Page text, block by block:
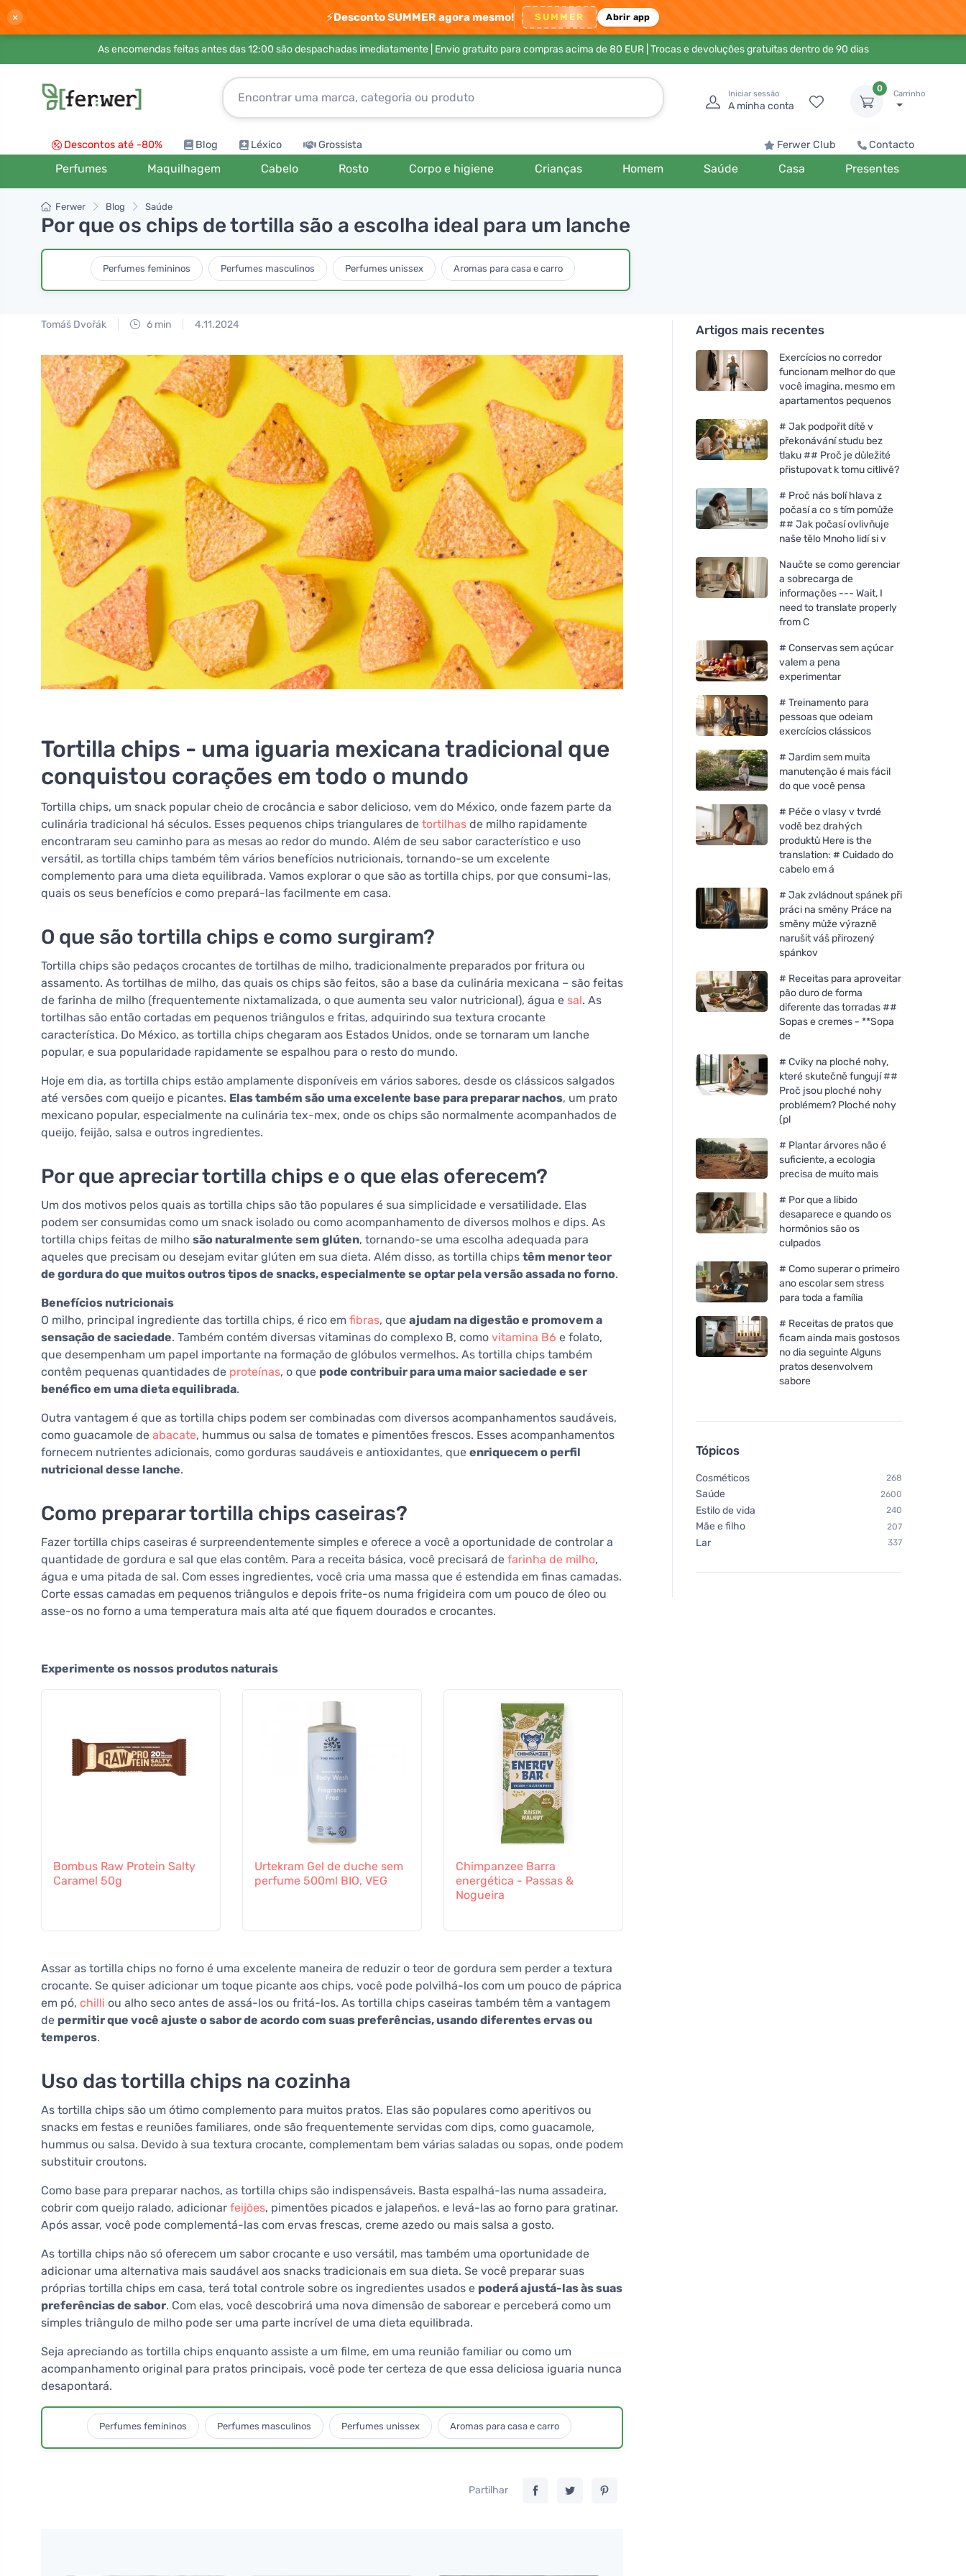
× ⚡Desconto SUMMER agora mesmo! SUMMER Abrir app
As encomendas feitas antes das 12:00 são despachadas imediatamente | Envio gratuito para compras acima de 80 EUR| Trocas e devoluções gratuitas dentro de 90 dias
Iniciar sessão
A minha conta
0
Carrinho
Descontos até -80% Blog Léxico Grossista Ferwer Club Contacto
Perfumes Maquilhagem Cabelo Rosto Corpo e higiene Crianças Homem Saúde Casa Presentes
Ferwer Blog Saúde
Por que os chips de tortilla são a escolha ideal para um lanche
Perfumes femininos Perfumes masculinos Perfumes unissex Aromas para casa e carro
Tomáš Dvořák 6 min 4.11.2024
Tortilla chips - uma iguaria mexicana tradicional que
conquistou corações em todo o mundo
Tortilla chips, um snack popular cheio de crocância e sabor delicioso, vem do México, onde fazem parte da
culinária tradicional há séculos. Esses pequenos chips triangulares de tortilhas de milho rapidamente
encontraram seu caminho para as mesas ao redor do mundo. Além de seu sabor característico e uso
versátil, as tortilla chips também têm vários benefícios nutricionais, tornando-se um excelente
complemento para uma dieta equilibrada. Vamos explorar o que são as tortilla chips, por que consumi-las,
quais os seus benefícios e como prepará-las facilmente em casa.
O que são tortilla chips e como surgiram?
Tortilla chips são pedaços crocantes de tortilhas de milho, tradicionalmente preparados por fritura ou
assamento. As tortilhas de milho, das quais os chips são feitos, são a base da culinária mexicana – são feitas
de farinha de milho (frequentemente nixtamalizada, o que aumenta seu valor nutricional), água e sal. As
tortilhas são então cortadas em pequenos triângulos e fritas, adquirindo sua textura crocante
característica. Do México, as tortilla chips chegaram aos Estados Unidos, onde se tornaram um lanche
popular, e sua popularidade rapidamente se espalhou para o resto do mundo.
Hoje em dia, as tortilla chips estão amplamente disponíveis em vários sabores, desde os clássicos salgados
até versões com queijo e picantes. Elas também são uma excelente base para preparar nachos, um prato
mexicano popular, especialmente na culinária tex-mex, onde os chips são normalmente acompanhados de
queijo, feijão, salsa e outros ingredientes.
Por que apreciar tortilla chips e o que elas oferecem?
Um dos motivos pelos quais as tortilla chips são tão populares é sua simplicidade e versatilidade. Elas
podem ser consumidas como um snack isolado ou como acompanhamento de diversos molhos e dips. As
tortilla chips feitas de milho são naturalmente sem glúten, tornando-se uma escolha adequada para
aqueles que precisam ou desejam evitar glúten em sua dieta. Além disso, as tortilla chips têm menor teor
de gordura do que muitos outros tipos de snacks, especialmente se optar pela versão assada no forno.
Benefícios nutricionais
O milho, principal ingrediente das tortilla chips, é rico em fibras, que ajudam na digestão e promovem a
sensação de saciedade. Também contém diversas vitaminas do complexo B, como vitamina B6 e folato,
que desempenham um papel importante na formação de glóbulos vermelhos. As tortilla chips também
contêm pequenas quantidades de proteínas, o que pode contribuir para uma maior saciedade e ser
benéfico em uma dieta equilibrada.
Outra vantagem é que as tortilla chips podem ser combinadas com diversos acompanhamentos saudáveis,
como guacamole de abacate, hummus ou salsa de tomates e pimentões frescos. Esses acompanhamentos
fornecem nutrientes adicionais, como gorduras saudáveis e antioxidantes, que enriquecem o perfil
nutricional desse lanche.
Como preparar tortilla chips caseiras?
Fazer tortilla chips caseiras é surpreendentemente simples e oferece a você a oportunidade de controlar a
quantidade de gordura e sal que elas contêm. Para a receita básica, você precisará de farinha de milho,
água e uma pitada de sal. Com esses ingredientes, você cria uma massa que é estendida em finas camadas.
Corte essas camadas em pequenos triângulos e depois frite-os numa frigideira com um pouco de óleo ou
asse-os no forno a uma temperatura mais alta até que fiquem dourados e crocantes.
Experimente os nossos produtos naturais
Bombus Raw Protein Salty
Caramel 50g
Urtekram Gel de duche sem
perfume 500ml BIO, VEG
Chimpanzee Barra
energética - Passas &
Nogueira
Assar as tortilla chips no forno é uma excelente maneira de reduzir o teor de gordura sem perder a textura
crocante. Se quiser adicionar um toque picante aos chips, você pode polvilhá-los com um pouco de páprica
em pó, chilli ou alho seco antes de assá-los ou fritá-los. As tortilla chips caseiras também têm a vantagem
de permitir que você ajuste o sabor de acordo com suas preferências, usando diferentes ervas ou
temperos.
Uso das tortilla chips na cozinha
As tortilla chips são um ótimo complemento para muitos pratos. Elas são populares como aperitivos ou
snacks em festas e reuniões familiares, onde são frequentemente servidas com dips, como guacamole,
hummus ou salsa. Devido à sua textura crocante, complementam bem várias saladas ou sopas, onde podem
substituir croutons.
Como base para preparar nachos, as tortilla chips são indispensáveis. Basta espalhá-las numa assadeira,
cobrir com queijo ralado, adicionar feijões, pimentões picados e jalapeños, e levá-las ao forno para gratinar.
Após assar, você pode complementá-las com ervas frescas, creme azedo ou mais salsa a gosto.
As tortilla chips não só oferecem um sabor crocante e uso versátil, mas também uma oportunidade de
adicionar uma alternativa mais saudável aos snacks tradicionais em sua dieta. Se você preparar suas
próprias tortilla chips em casa, terá total controle sobre os ingredientes usados e poderá ajustá-las às suas
preferências de sabor. Com elas, você descobrirá uma nova dimensão de saborear e perceberá como um
simples triângulo de milho pode ser uma parte incrível de uma dieta equilibrada.
Seja apreciando as tortilla chips enquanto assiste a um filme, em uma reunião familiar ou como um
acompanhamento original para pratos principais, você pode ter certeza de que essa deliciosa iguaria nunca
desapontará.
Perfumes femininos Perfumes masculinos Perfumes unissex Aromas para casa e carro
Partilhar
Artigos mais recentes
Exercícios no corredor
funcionam melhor do que
você imagina, mesmo em
apartamentos pequenos
# Jak podpořit dítě v
překonávání studu bez
tlaku ## Proč je důležité
přistupovat k tomu citlivě?
# Proč nás bolí hlava z
počasí a co s tím pomůže
## Jak počasí ovlivňuje
naše tělo Mnoho lidí si v
Naučte se como gerenciar
a sobrecarga de
informações --- Wait, I
need to translate properly
from C
# Conservas sem açúcar
valem a pena
experimentar
# Treinamento para
pessoas que odeiam
exercícios clássicos
# Jardim sem muita
manutenção é mais fácil
do que você pensa
# Péče o vlasy v tvrdé
vodě bez drahých
produktů Here is the
translation: # Cuidado do
cabelo em á
# Jak zvládnout spánek při
práci na směny Práce na
směny může výrazně
narušit váš přirozený
spánkov
# Receitas para aproveitar
pão duro de forma
diferente das torradas ##
Sopas e cremes - **Sopa
de
# Cviky na ploché nohy,
které skutečně fungují ##
Proč jsou ploché nohy
problémem? Ploché nohy
(pl
# Plantar árvores não é
suficiente, a ecologia
precisa de muito mais
# Por que a libido
desaparece e quando os
hormônios são os
culpados
# Como superar o primeiro
ano escolar sem stress
para toda a família
# Receitas de pratos que
ficam ainda mais gostosos
no dia seguinte Alguns
pratos desenvolvem
sabore
Tópicos
Cosméticos 268
Saúde 2600
Estilo de vida 240
Mãe e filho 207
Lar 337